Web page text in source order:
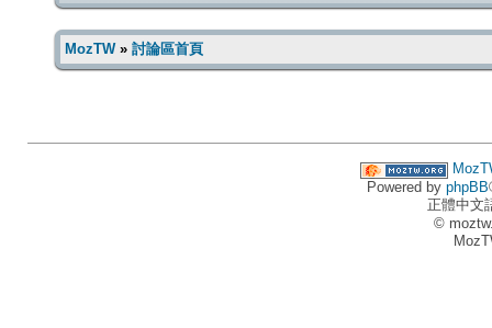
MozTW» 討論區首頁
Powered by phpBB
正體中文
©